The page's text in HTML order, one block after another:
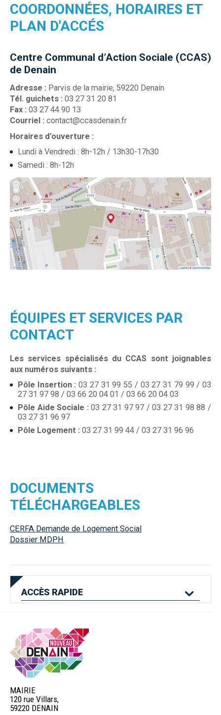
COORDONNÉES, HORAIRES ET
PLAN D'ACCÉS
Centre Communal d’Action Sociale (CCAS)
de Denain
Adresse : Parvis de la mairie, 59220 Denain
Tél. guichets : 03 27 31 20 81
Fax : 03 27 44 90 13
Courriel : contact@ccasdenain.fr
Horaires d’ouverture :
Lundi à Vendredi : 8h-12h / 13h30-17h30
Samedi : 8h-12h
ÉQUIPES ET SERVICES PAR
CONTACT
Les services spécialisés du CCAS sont joignables
aux numéros suivants :
Pôle Insertion : 03 27 31 99 55 / 03 27 31 79 99 / 03
27 31 97 98 / 03 66 20 04 01 / 03 66 20 04 03
Pôle Aide Sociale : 03 27 31 97 97 / 03 27 31 98 88 /
03 27 31 96 97
Pôle Logement : 03 27 31 99 44 / 03 27 31 96 96
DOCUMENTS
TÉLÉCHARGEABLES
CERFA Demande de Logement Social
Dossier MDPH
ACCÈS RAPIDE
Mes services en
ligne
Logement
MAIRIE
120 rue Villars,
59220 DENAIN